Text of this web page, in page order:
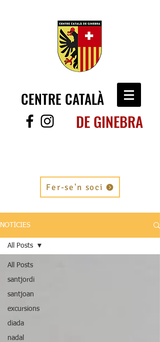
CENTRE CATALÀ
DE GINEBRA
Fer-se'n soci
NOTÍCIES
All Posts
santjordi
santjoan
excursions
diada
nadal
All Posts